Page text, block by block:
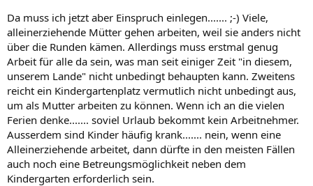
Da muss ich jetzt aber Einspruch einlegen....... ;-) Viele,
alleinerziehende Mütter gehen arbeiten, weil sie anders nicht
über die Runden kämen. Allerdings muss erstmal genug
Arbeit für alle da sein, was man seit einiger Zeit "in diesem,
unserem Lande" nicht unbedingt behaupten kann. Zweitens
reicht ein Kindergartenplatz vermutlich nicht unbedingt aus,
um als Mutter arbeiten zu können. Wenn ich an die vielen
Ferien denke....... soviel Urlaub bekommt kein Arbeitnehmer.
Ausserdem sind Kinder häufig krank....... nein, wenn eine
Alleinerziehende arbeitet, dann dürfte in den meisten Fällen
auch noch eine Betreungsmöglichkeit neben dem
Kindergarten erforderlich sein.